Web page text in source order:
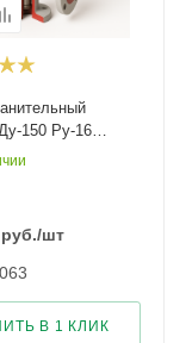
150 Ру-16
руб./шт
В 1 КЛИК